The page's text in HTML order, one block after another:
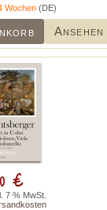
Wochen(DE)
Ansehen
€
7 % MwSt.